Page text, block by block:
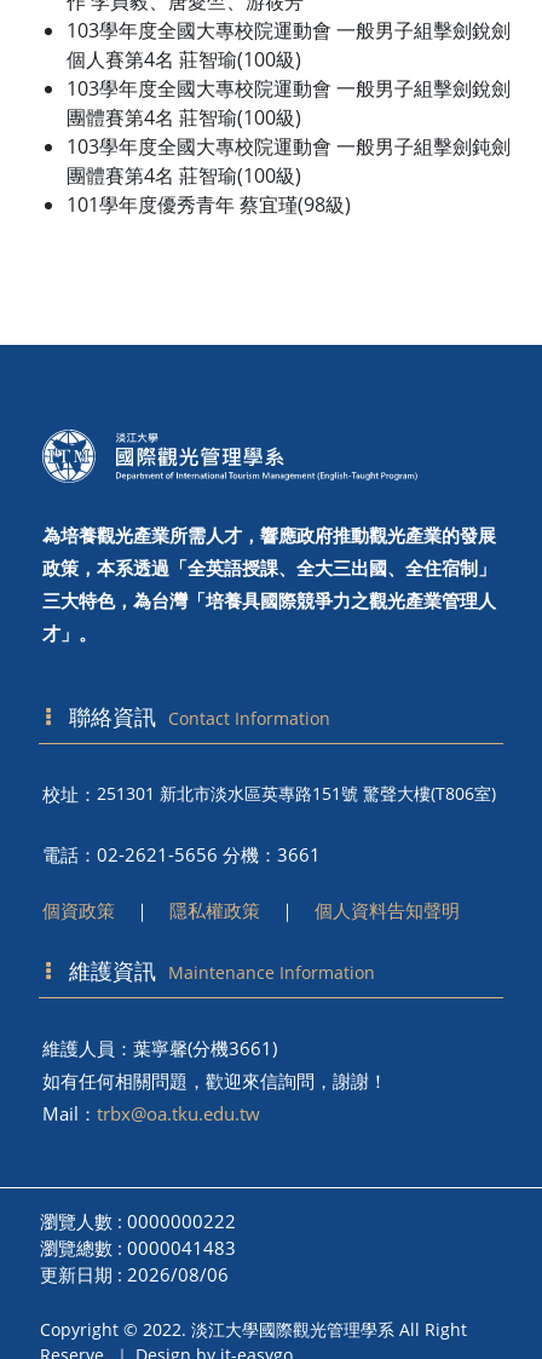
103學年度全國大專校院運動會 一般男子組擊劍銳劍
個人賽第4名 莊智瑜(100級)
103學年度全國大專校院運動會 一般男子組擊劍銳劍
團體賽第4名 莊智瑜(100級)
103學年度全國大專校院運動會 一般男子組擊劍鈍劍
團體賽第4名 莊智瑜(100級)
101學年度優秀青年 蔡宜瑾(98級)
為培養觀光產業所需人才，響應政府推動觀光產業的發展
政策，本系透過「全英語授課、全大三出國、全住宿制」
三大特色，為台灣「培養具國際競爭力之觀光產業管理人
才」。
聯絡資訊 Contact Information
校址： 251301 新北市淡水區英專路151號 驚聲大樓(T806室)
電話：02-2621-5656 分機：3661
個資政策｜ 隱私權政策｜ 個人資料告知聲明
維護資訊 Maintenance Information
維護人員：葉寧馨(分機3661)
如有任何相關問題，歡迎來信詢問，謝謝！
Mail： trbx@oa.tku.edu.tw
瀏覽人數 : 0000000222
瀏覽總數 : 0000041483
更新日期 : 2026/08/06
Copyright © 2022. 淡江大學國際觀光管理學系 All Right